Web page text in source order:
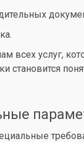
всех услуг,
становится